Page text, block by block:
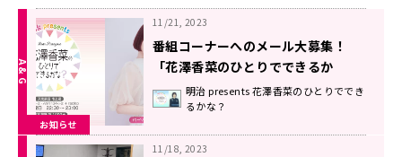
お知らせ
11/21, 2023
番組コーナーへのメール大募集！
「花澤香菜のひとりでできるか
な？」明治 presents 花澤香菜のひとりででき
るかな？
11/18, 2023